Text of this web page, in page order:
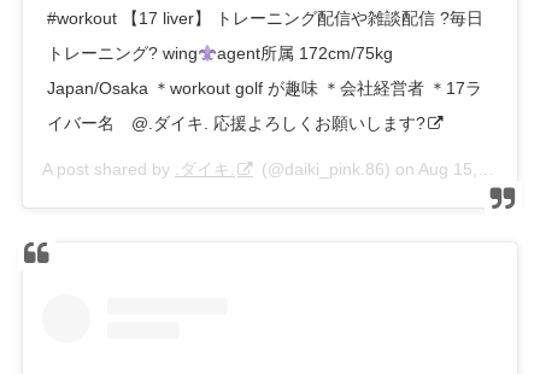
#workout 【17 liver】 トレーニング配信や雑談配信 ?毎日
トレーニング? wing
agent所属 172cm/75kg
Japan/Osaka ＊workout golf が趣味 ＊会社経営者 ＊17ラ
イバー名 @.ダイキ. 応援よろしくお願いします?
A post shared by .ダイキ. (@daiki_pink.86) on Aug 15, 2020 at 7:23pm PDT